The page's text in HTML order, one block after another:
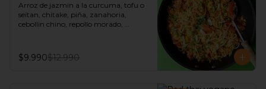
Arroz de jazmin a la curcuma, tofu o
seitan, chitake, piña, zanahoria,
cebollin chino, repollo morado,
$9.990$12.990